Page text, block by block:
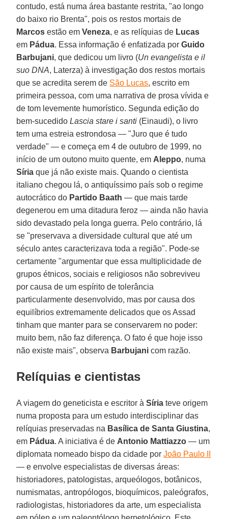
contudo, está numa área bastante restrita, "ao longo
do baixo rio Brenta", pois os restos mortais de
Marcos estão emVeneza, e as relíquias de Lucas
em Pádua. Essa informação é enfatizada porGuido
Barbujani, que dedicou um livro (Un evangelista e il
suo DNA, Laterza) à investigação dos restos mortais
que se acredita serem de São Lucas, escrito em
primeira pessoa, com uma narrativa de prosa vívida e
de tom levemente humorístico. Segunda edição do
bem-sucedidoLascia stare i santi (Einaudi), o livro
tem uma estreia estrondosa — "Juro que é tudo
verdade" — e começa em 4 de outubro de 1999, no
início de um outono muito quente, em Aleppo, numa
Síria que já não existe mais. Quando o cientista
italiano chegou lá, o antiquíssimo país sob o regime
autocrático do Partido Baath — que mais tarde
degenerou em uma ditadura feroz — ainda não havia
sido devastado pela longa guerra. Pelo contrário, lá
se "preservava a diversidade cultural que até um
século antes caracterizava toda a região". Pode-se
certamente "argumentar que essa multiplicidade de
grupos étnicos, sociais e religiosos não sobreviveu
por causa de um espírito de tolerância
particularmente desenvolvido, mas por causa dos
equilíbrios extremamente delicados que os Assad
tinham que manter para se conservarem no poder:
muito bem, não faz diferença. O fato é que hoje isso
não existe mais", observa Barbujani com razão.
Relíquias e cientistas
A viagem do geneticista e escritor àSíria teve origem
numa proposta para um estudo interdisciplinar das
relíquias preservadas na Basílica de Santa Giustina,
em Pádua. A iniciativa é de Antonio Mattiazzo — um
diplomata nomeado bispo da cidade porJoão Paulo II
— e envolve especialistas de diversas áreas:
historiadores, patologistas, arqueólogos, botânicos,
numismatas, antropólogos, bioquímicos, paleógrafos,
radiologistas, historiadores da arte, um especialista